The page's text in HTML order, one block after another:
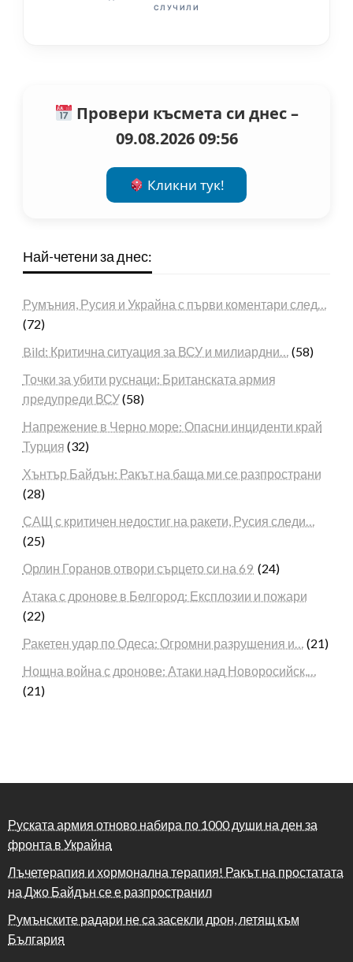
СЛУЧИЛИ
Провери късмета си днес –
09.08.2026 09:56
Кликни тук!
Най-четени за днес:
Румъния, Русия и Украйна с първи коментари след…
(72)
Bild: Критична ситуация за ВСУ и милиардни… (58)
Точки за убити руснаци: Британската армия
предупреди ВСУ(58)
Напрежение в Черно море: Опасни инциденти край
Турция (32)
Хънтър Байдън: Ракът на баща ми се разпространи
(28)
САЩ с критичен недостиг на ракети, Русия следи…
(25)
Орлин Горанов отвори сърцето си на 69 (24)
Атака с дронове в Белгород: Експлозии и пожари
(22)
Ракетен удар по Одеса: Огромни разрушения и… (21)
Нощна война с дронове: Атаки над Новоросийск,…
(21)
Руската армия отново набира по 1000 души на ден за
фронта в Украйна
Лъчетерапия и хормонална терапия! Ракът на простатата
на Джо Байдън се е разпространил
Румънските радари не са засекли дрон, летящ към
България